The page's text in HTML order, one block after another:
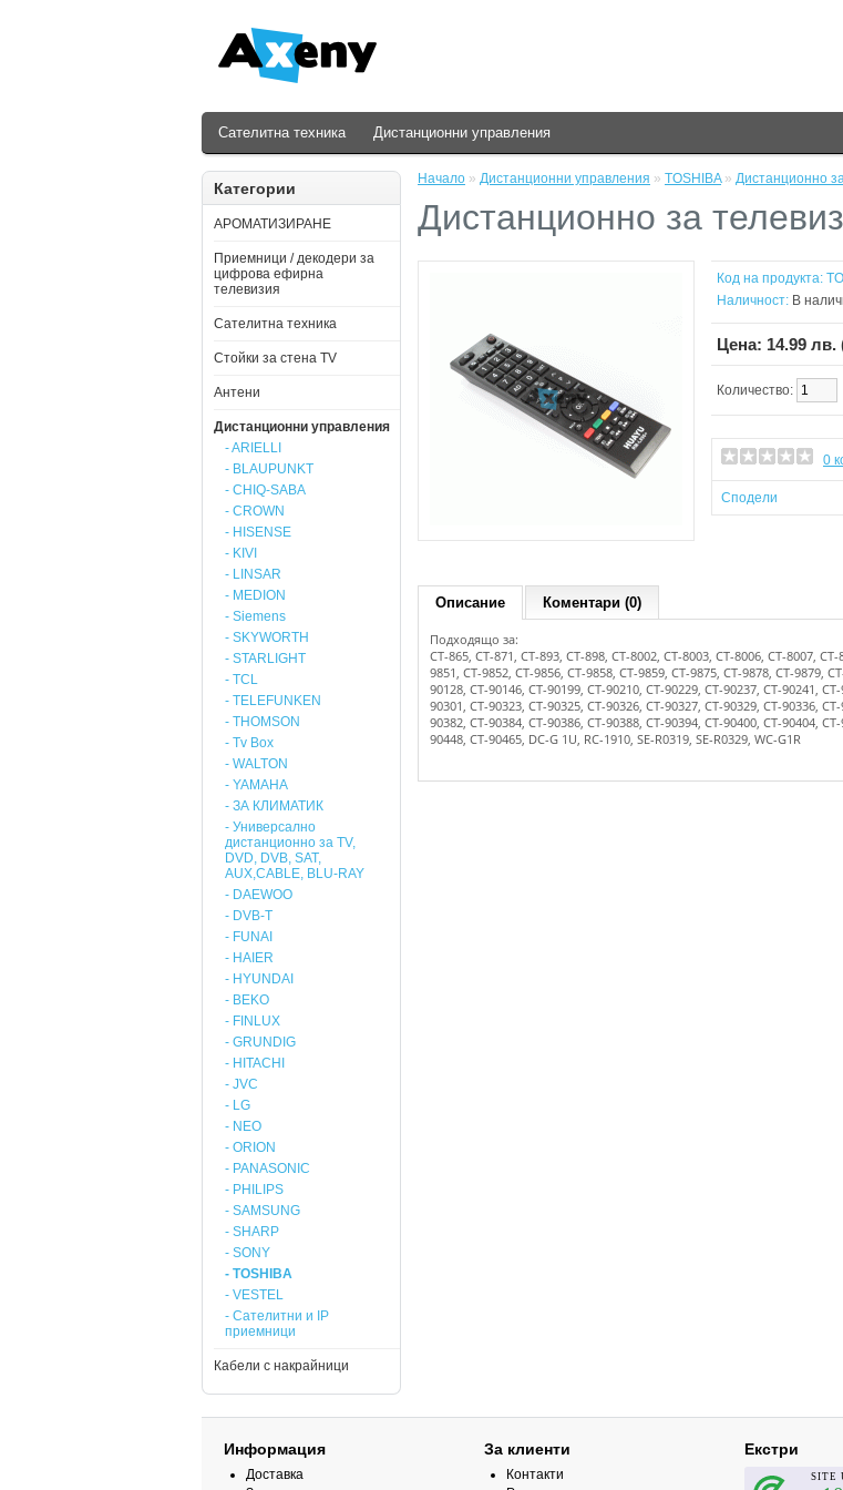
Сателитна техника Дистанционни управления
Категории
АРОМАТИЗИРАНЕ
Приемници / декодери за
цифрова ефирна
телевизия
Сателитна техника
Стойки за стена ТV
Антени
Дистанционни управления
- ARIELLI
- BLAUPUNKT
- CHIQ-SABA
- CROWN
- HISENSE
- KIVI
- LINSAR
- MEDION
- Siemens
- SKYWORTH
- STARLIGHT
- TCL
- TELEFUNKEN
- THOMSON
- Tv Box
- WALTON
- YAMAHA
- ЗА КЛИМАТИК
- Универсално
дистанционно за TV,
DVD, DVB, SAT,
AUX,CABLE, BLU-RAY
- DAEWOO
- DVB-T
- FUNAI
- HAIER
- HYUNDAI
- BEKO
- FINLUX
- GRUNDIG
- HITACHI
- JVC
- LG
- NEO
- ORION
- PANASONIC
- PHILIPS
- SAMSUNG
- SHARP
- SONY
- TOSHIBA
- VESTEL
- Сателитни и IP
приемници
Кабели с накрайници
Начало » Дистанционни управления » TOSHIBA» Дистанционно
Дистанционно за
Код на продукта:
Наличност: В
Цена: 14.99 лв.
Количество:
0
Сподели
Описание Коментари (0)
Подходящо за:
CT-865, CT-871, CT-893, CT-898, CT-8002, CT-8003, CT-8006, CT-8007,
9851, CT-9852, CT-9856, CT-9858, CT-9859, CT-9875, CT-9878, CT-9879,
90128, CT-90146, CT-90199, CT-90210, CT-90229, CT-90237, CT-90241,
90301, CT-90323, CT-90325, CT-90326, CT-90327, CT-90329, CT-90336,
90382, CT-90384, CT-90386, CT-90388, CT-90394, CT-90400, CT-90404,
90448, CT-90465, DC-G 1U, RC-1910, SE-R0319, SE-R0329, WC-G1R
Информация
Доставка
За клиенти
Контакти
Екстри